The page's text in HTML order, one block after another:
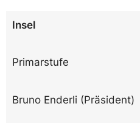
Insel
Primarstufe
Bruno Enderli (Präsident)